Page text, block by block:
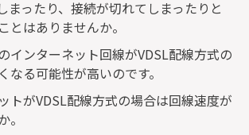
まったり、接続が切れてしまったりと
とはありませんか。
インターネット回線がVDSL配線方式の
なる可能性が高いのです。
トがVDSL配線方式の場合は回線速度が